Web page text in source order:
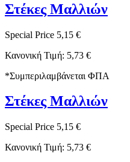
Στέκες Μαλλιών
Special Price 5,15 €
Κανονική Τιμή: 5,73 €
*Συμπεριλαμβάνεται ΦΠΑ
Στέκες Μαλλιών
Special Price 5,15 €
Κανονική Τιμή: 5,73 €